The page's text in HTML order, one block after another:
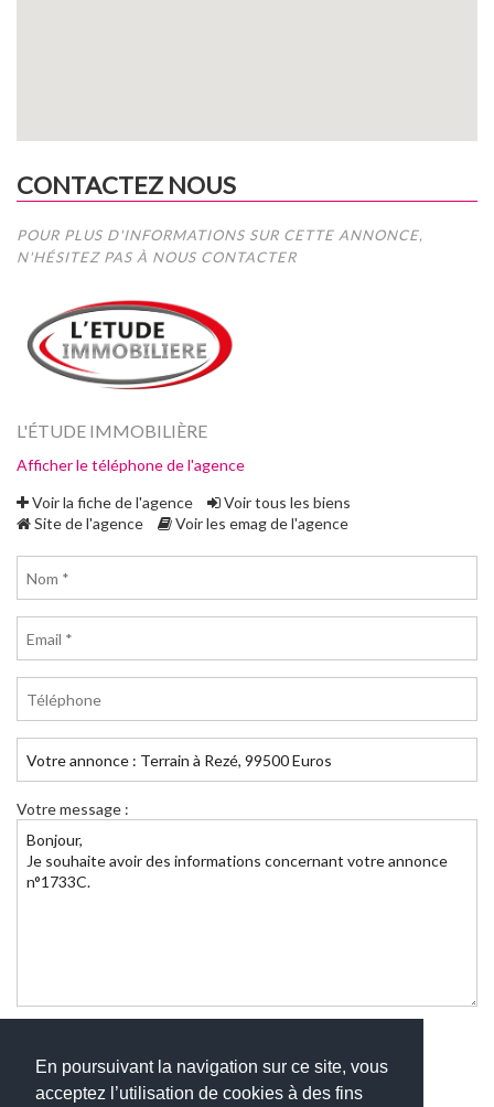
En poursuivant la navigation sur ce site, vous
acceptez l’utilisation de cookies à des fins
CONTACTEZ NOUS
POUR PLUS D'INFORMATIONS SUR CETTE ANNONCE,
N'HÉSITEZ PAS À NOUS CONTACTER
L'ÉTUDE IMMOBILIÈRE
Afficher le téléphone de l'agence
Voir la fiche de l'agence
Voir tous les biens
Site de l'agence
Voir les emag de l'agence
Votre message :